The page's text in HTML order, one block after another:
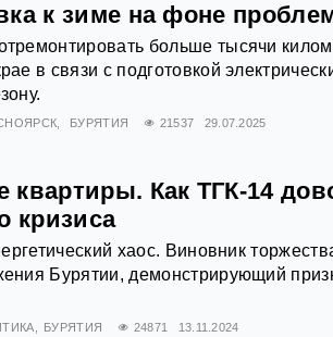
к зиме на фоне
больше тысячи
в связи с подготовкой
БУРЯТИЯ 21537 29.07.2025
Как ТГК-14
кризиса
хаос. Виновник
Бурятии, демонстрирующий
БУРЯТИЯ 24871 13.11.2024